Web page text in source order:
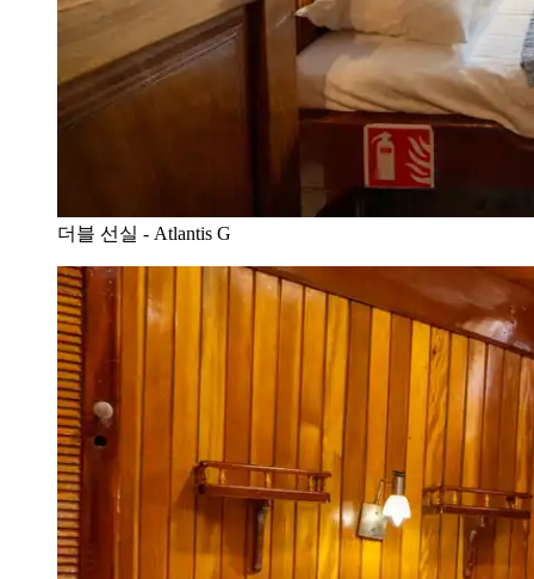
더블 선실 - Atlantis G